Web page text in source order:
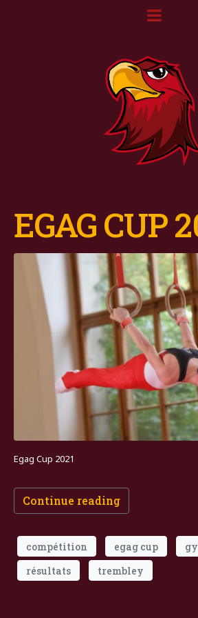
EGAG CUP
Egag Cup 2021
Continue reading
compétition egag cup
résultats
trembley